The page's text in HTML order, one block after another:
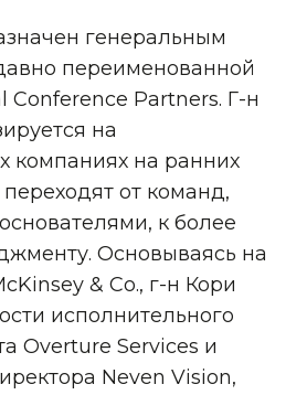
генеральным
переименованной
Conference Partners. Г-н
на
компаниях на ранних
от команд,
к более
Основываясь на
& Co., г-н Кори
исполнительного
Overture Services и
Neven Vision,